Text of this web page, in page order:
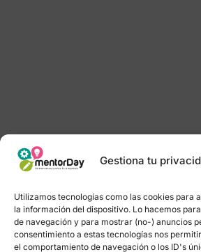
Gestiona tu
Utilizamos tecnologías como las cookies para
la información del dispositivo. Lo hacemos
de navegación y para mostrar (no-) anuncios
consentimiento a estas tecnologías nos
el comportamiento de navegación o los ID's